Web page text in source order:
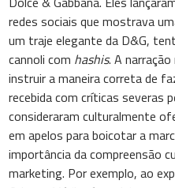
redes sociais que mostrava
um traje elegante da D&G,
cannoli com hashis. A
instruir a maneira correta de
recebida com críticas severas
consideraram culturalmente
em apelos para boicotar a
importância da compreensão
marketing. Por exemplo, ao